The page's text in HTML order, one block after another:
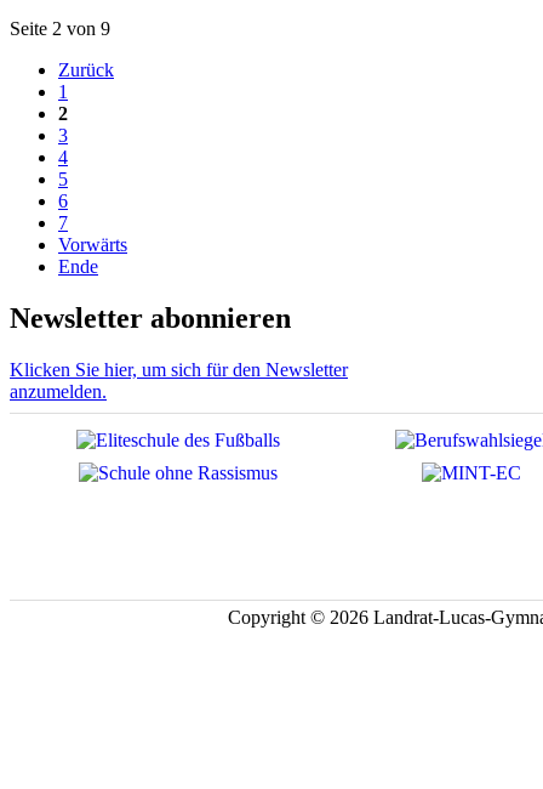
Seite 2 von 9
Zurück
1
2
3
4
5
6
7
Vorwärts
Ende
Newsletter abonnieren
Klicken Sie hier, um sich für den Newsletter
anzumelden.
Copyright © 2026 Landrat-Lucas-